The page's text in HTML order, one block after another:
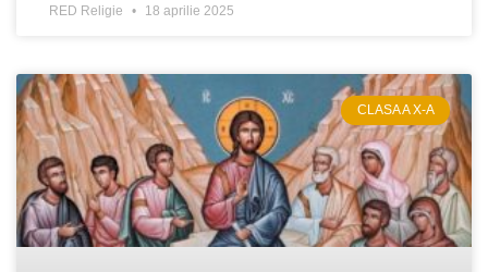
RED Religie 18 aprilie 2025
CLASA A X-A